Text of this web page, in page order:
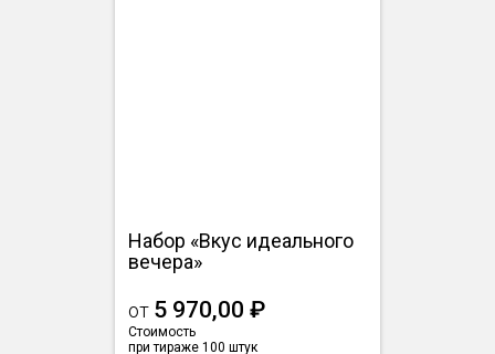
Набор «Вкус идеального
вечера»
от 5 970,00 ₽
Стоимость
при тираже 100 штук